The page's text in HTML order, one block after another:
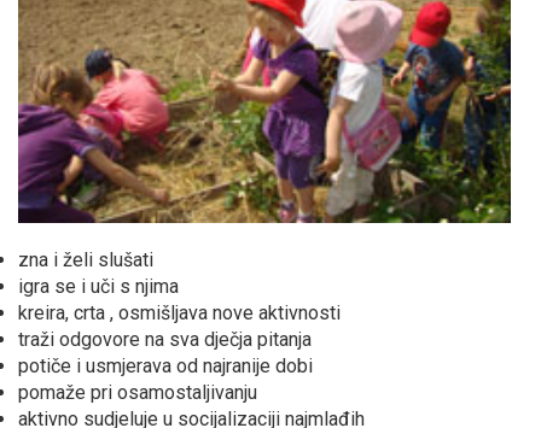
zna i želi slušati
igra se i uči s njima
kreira, crta , osmišljava nove aktivnosti
traži odgovore na sva dječja pitanja
potiče i usmjerava od najranije dobi
pomaže pri osamostaljivanju
aktivno sudjeluje u socijalizaciji najmlađih